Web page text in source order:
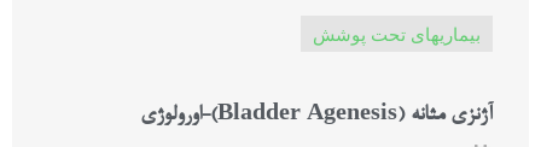
بیماریهای تحت پوشش
آژنزی مثانه (Bladder Agenesis)-اورولوژی